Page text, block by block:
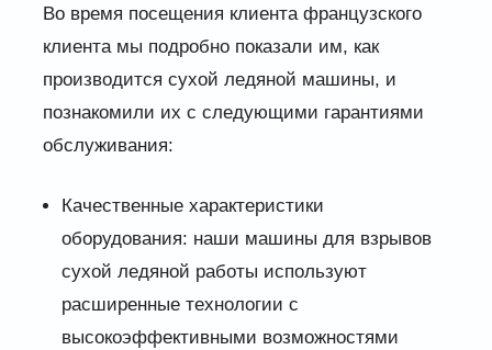
Во время посещения клиента французского
клиента мы подробно показали им, как
производится сухой ледяной машины, и
познакомили их с следующими гарантиями
обслуживания:
Качественные характеристики
оборудования: наши машины для взрывов
сухой ледяной работы используют
расширенные технологии с
высокоэффективными возможностями